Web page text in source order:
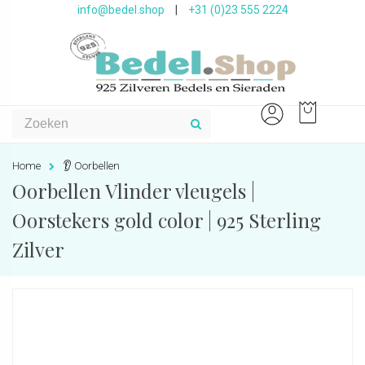
info@bedel.shop +31 (0)23 555 2224
Home 👂 Oorbellen
Oorbellen Vlinder vleugels |
Oorstekers gold color | 925 Sterling
Zilver